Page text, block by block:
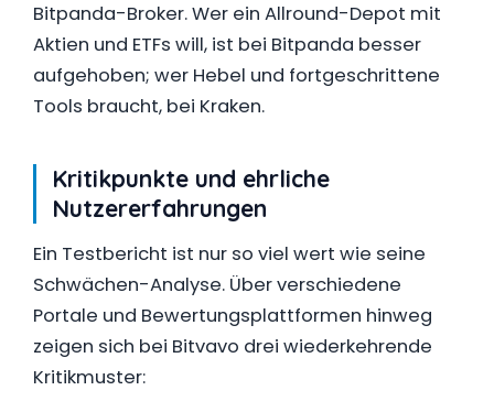
Bitpanda-Broker. Wer ein Allround-Depot mit
Aktien und ETFs will, ist bei Bitpanda besser
aufgehoben; wer Hebel und fortgeschrittene
Tools braucht, bei Kraken.
Kritikpunkte und ehrliche
Nutzererfahrungen
Ein Testbericht ist nur so viel wert wie seine
Schwächen-Analyse. Über verschiedene
Portale und Bewertungsplattformen hinweg
zeigen sich bei Bitvavo drei wiederkehrende
Kritikmuster: